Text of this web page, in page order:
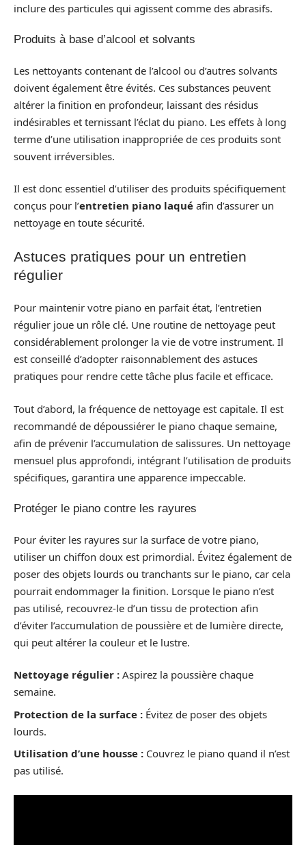
inclure des particules qui agissent comme des abrasifs.
Produits à base d’alcool et solvants
Les nettoyants contenant de l’alcool ou d’autres solvants
doivent également être évités. Ces substances peuvent
altérer la finition en profondeur, laissant des résidus
indésirables et ternissant l’éclat du piano. Les effets à long
terme d’une utilisation inappropriée de ces produits sont
souvent irréversibles.
Il est donc essentiel d’utiliser des produits spécifiquement
conçus pour l’entretien piano laqué afin d’assurer un
nettoyage en toute sécurité.
Astuces pratiques pour un entretien
régulier
Pour maintenir votre piano en parfait état, l’entretien
régulier joue un rôle clé. Une routine de nettoyage peut
considérablement prolonger la vie de votre instrument. Il
est conseillé d’adopter raisonnablement des astuces
pratiques pour rendre cette tâche plus facile et efficace.
Tout d’abord, la fréquence de nettoyage est capitale. Il est
recommandé de dépoussiérer le piano chaque semaine,
afin de prévenir l’accumulation de salissures. Un nettoyage
mensuel plus approfondi, intégrant l’utilisation de produits
spécifiques, garantira une apparence impeccable.
Protéger le piano contre les rayures
Pour éviter les rayures sur la surface de votre piano,
utiliser un chiffon doux est primordial. Évitez également de
poser des objets lourds ou tranchants sur le piano, car cela
pourrait endommager la finition. Lorsque le piano n’est
pas utilisé, recouvrez-le d’un tissu de protection afin
d’éviter l’accumulation de poussière et de lumière directe,
qui peut altérer la couleur et le lustre.
Nettoyage régulier : Aspirez la poussière chaque
semaine.
Protection de la surface : Évitez de poser des objets
lourds.
Utilisation d’une housse : Couvrez le piano quand il n’est
pas utilisé.